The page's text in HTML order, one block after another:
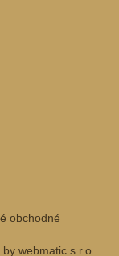
obchodné
by webmatic s.r.o.